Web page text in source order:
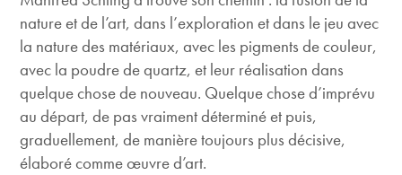
nature et de l’art, dans l’exploration et dans le jeu avec
la nature des matériaux, avec les pigments de couleur,
avec la poudre de quartz, et leur réalisation dans
quelque chose de nouveau. Quelque chose d’imprévu
au départ, de pas vraiment déterminé et puis,
graduellement, de manière toujours plus décisive,
élaboré comme œuvre d’art.